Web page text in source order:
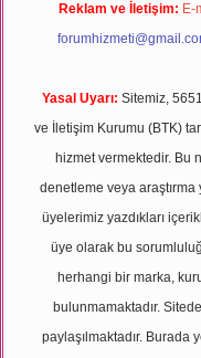
Reklam ve İletişim: E-
Yasal Uyarı: Sitemiz,
ve İletişim Kurumu (BTK)
hizmet vermektedir. Bu
denetleme veya
üyelerimiz yazdıkları
üye olarak bu
herhangi bir marka,
bulunmamaktadır.
paylaşılmaktadır. Burada